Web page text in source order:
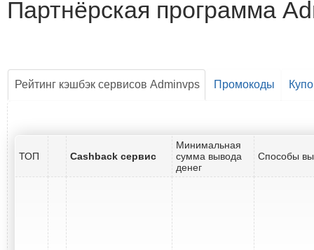
Партнёрская программа
Рейтинг кэшбэк сервисов Adminvps Промокоды
ТОП Cashback сервис
Минимальная
сумма вывода
денег
Способы